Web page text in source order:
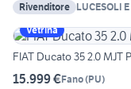
Rivenditore LUCESOLI
Vetrina
FIAT Ducato 35 2.0 MJT
15.999 €Fano(PU)